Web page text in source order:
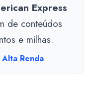
Express
de conteúdos
e milhas.
Renda